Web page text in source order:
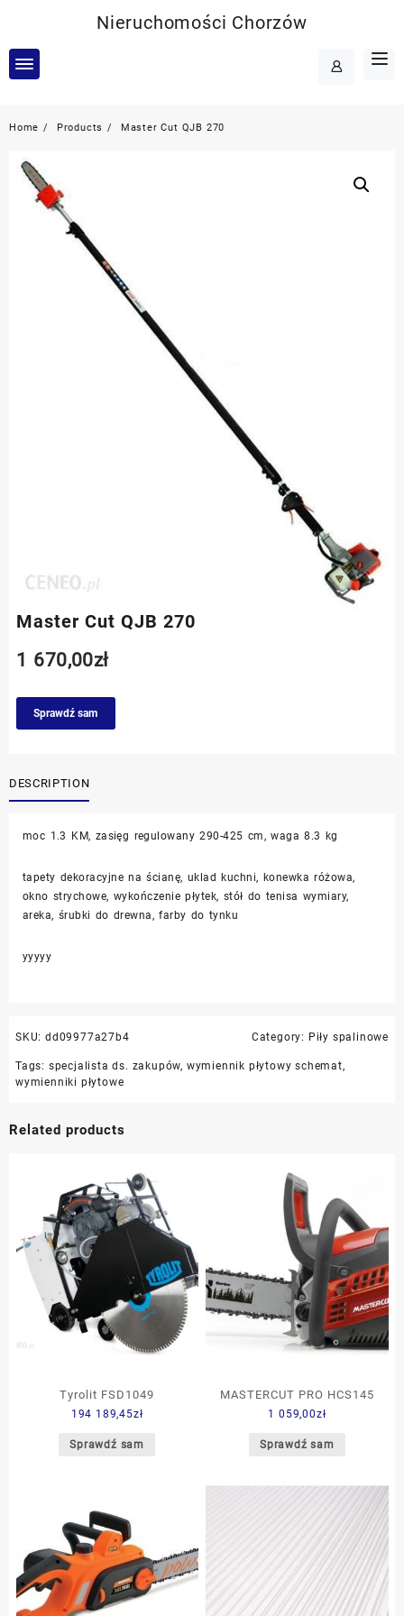
content
Nieruchomości Chorzów
Home Products Master Cut QJB 270
Master Cut QJB 270
1 670,00zł
Sprawdź sam
DESCRIPTION
moc 1.3 KM, zasięg regulowany 290-425 cm, waga 8.3 kg
tapety dekoracyjne na ścianę, uklad kuchni, konewka różowa,
okno strychowe, wykończenie płytek, stół do tenisa wymiary,
areka, śrubki do drewna, farby do tynku
yyyyy
SKU: dd09977a27b4 Category: Piły spalinowe
Tags: specjalista ds. zakupów, wymiennik płytowy schemat,
wymienniki płytowe
Related products
Tyrolit FSD1049
194 189,45zł
Sprawdź sam
MASTERCUT PRO HCS145
1 059,00zł
Sprawdź sam